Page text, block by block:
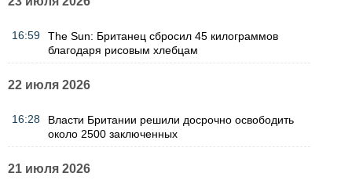
16:59
The Sun: Британец сбросил 45 килограммов
благодаря рисовым хлебцам
22 июля 2026
16:28
Власти Британии решили досрочно освободить
около 2500 заключенных
21 июля 2026